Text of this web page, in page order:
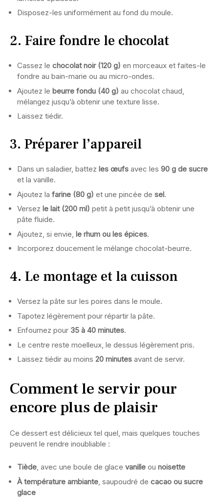
Disposez-les uniformément au fond du moule.
2. Faire fondre le chocolat
Cassez le chocolat noir (120 g) en morceaux et faites-le
fondre au bain-marie ou au micro-ondes.
Ajoutez le beurre fondu (40 g) au chocolat chaud,
mélangez jusqu’à obtenir une texture lisse.
Laissez tiédir.
3. Préparer l’appareil
Dans un saladier, battez les œufs avec les 90 g de sucre
et la vanille.
Ajoutez la farine (80 g) et une pincée de sel.
Versez le lait (200 ml) petit à petit jusqu’à obtenir une
pâte fluide.
Ajoutez, si envie, le rhum ou les épices.
Incorporez doucement le mélange chocolat-beurre.
4. Le montage et la cuisson
Versez la pâte sur les poires dans le moule.
Tapotez légèrement pour répartir la pâte.
Enfournez pour 35 à 40 minutes.
Le centre reste moelleux, le dessus légèrement pris.
Laissez tiédir au moins 20 minutes avant de servir.
Comment le servir pour
encore plus de plaisir
Ce dessert est délicieux tel quel, mais quelques touches
peuvent le rendre inoubliable :
Tiède, avec une boule de glace vanille ou noisette
À température ambiante , saupoudré de cacao ou sucre
glace